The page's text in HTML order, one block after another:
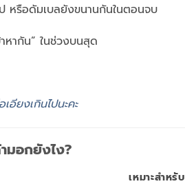
หรือดัมเบลยังขนานกันในตอนจบ
หากัน” ในช่วงบนสุด
อียงเกินไปนะคะ
มอกยังไง?
เหมาะสำหรับ